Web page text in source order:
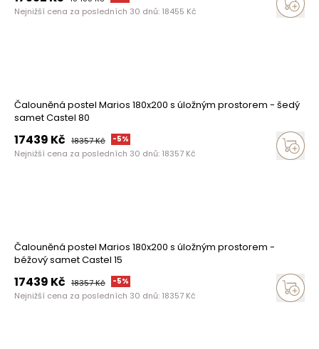
Nejnižší cena za posledních 30 dnů: 18455 Kč
Čalouněná postel Marios 180x200 s úložným prostorem - šedý
samet Castel 80
17439 Kč 18357Kč -5%
Nejnižší cena za posledních 30 dnů: 18357 Kč
Čalouněná postel Marios 180x200 s úložným prostorem -
béžový samet Castel 15
17439 Kč 18357Kč -5%
Nejnižší cena za posledních 30 dnů: 18357 Kč